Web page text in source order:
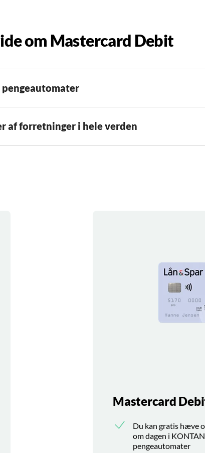
om Mastercard Debit
af forretninger i hele verden
Mastercard
Du kan gratis hæve
om dagen i
pengeautomater